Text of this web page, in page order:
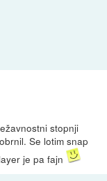
stopnji
Se lotim snap
je pa fajn